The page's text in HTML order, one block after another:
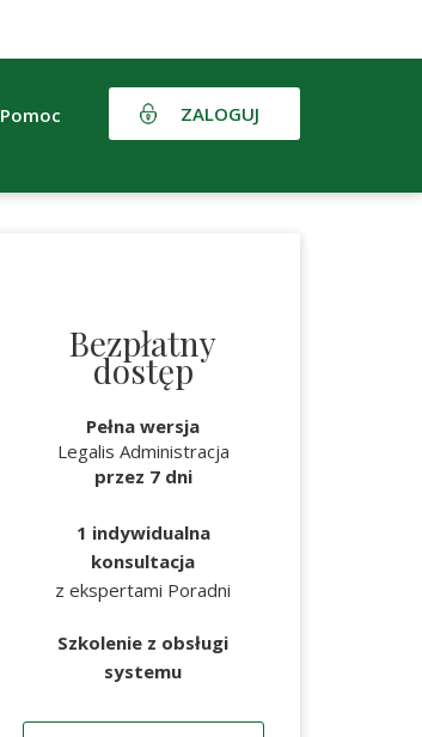
Pomoc ZALOGUJ
Bezpłatny
dostęp
Pełna wersja
Legalis Administracja
przez 7 dni
1 indywidualna
konsultacja
z ekspertami Poradni
Szkolenie z obsługi
systemu